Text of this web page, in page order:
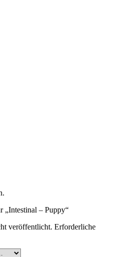
„Intestinal – Puppy“
veröffentlicht. Erforderliche